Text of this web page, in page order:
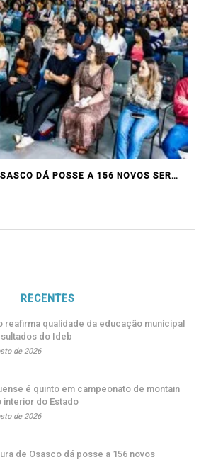
PREFEITURA DE OSASCO DÁ POSSE A 156 NOVOS SERVIDORES
RECENTES
reafirma qualidade da educação municipal
do Ideb
de 2026
é quinto em campeonato de montain
interior do Estado
de 2026
de Osasco dá posse a 156 novos